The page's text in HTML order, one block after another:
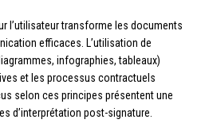
l’utilisateur transforme les documents
efficaces. L’utilisation de
infographies, tableaux)
et les processus contractuels
selon ces principes présentent une
d’interprétation post-signature.